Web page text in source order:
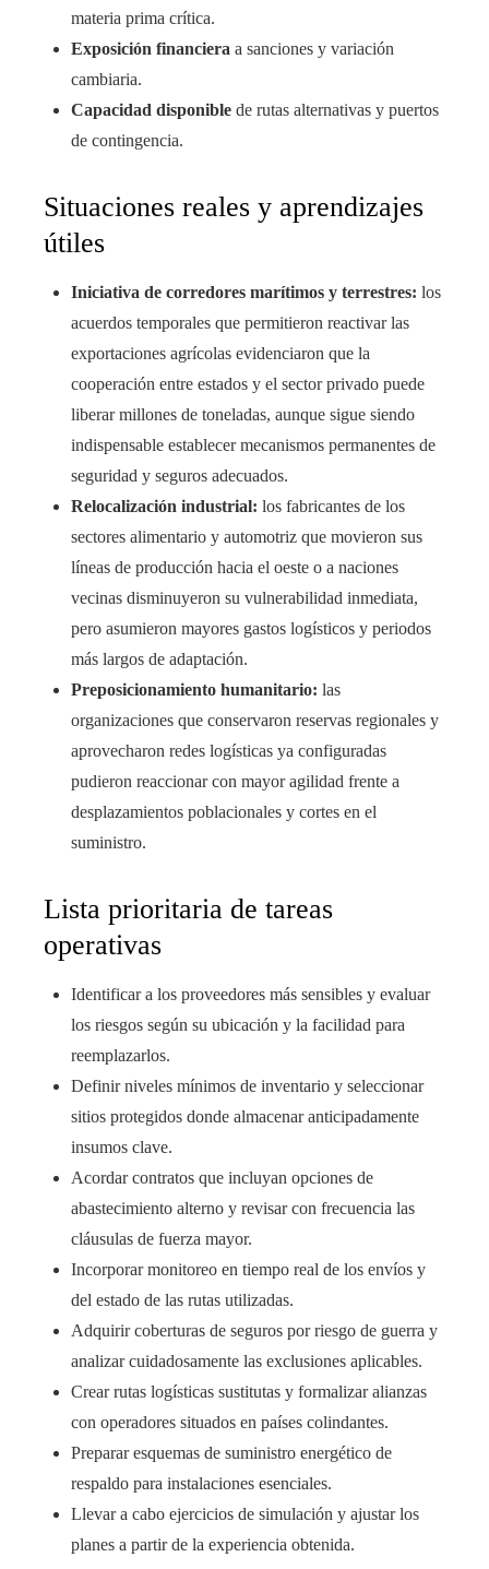
materia prima crítica.
Exposición financiera a sanciones y variación
cambiaria.
Capacidad disponible de rutas alternativas y puertos
de contingencia.
Situaciones reales y aprendizajes
útiles
Iniciativa de corredores marítimos y terrestres: los
acuerdos temporales que permitieron reactivar las
exportaciones agrícolas evidenciaron que la
cooperación entre estados y el sector privado puede
liberar millones de toneladas, aunque sigue siendo
indispensable establecer mecanismos permanentes de
seguridad y seguros adecuados.
Relocalización industrial: los fabricantes de los
sectores alimentario y automotriz que movieron sus
líneas de producción hacia el oeste o a naciones
vecinas disminuyeron su vulnerabilidad inmediata,
pero asumieron mayores gastos logísticos y periodos
más largos de adaptación.
Preposicionamiento humanitario: las
organizaciones que conservaron reservas regionales y
aprovecharon redes logísticas ya configuradas
pudieron reaccionar con mayor agilidad frente a
desplazamientos poblacionales y cortes en el
suministro.
Lista prioritaria de tareas
operativas
Identificar a los proveedores más sensibles y evaluar
los riesgos según su ubicación y la facilidad para
reemplazarlos.
Definir niveles mínimos de inventario y seleccionar
sitios protegidos donde almacenar anticipadamente
insumos clave.
Acordar contratos que incluyan opciones de
abastecimiento alterno y revisar con frecuencia las
cláusulas de fuerza mayor.
Incorporar monitoreo en tiempo real de los envíos y
del estado de las rutas utilizadas.
Adquirir coberturas de seguros por riesgo de guerra y
analizar cuidadosamente las exclusiones aplicables.
Crear rutas logísticas sustitutas y formalizar alianzas
con operadores situados en países colindantes.
Preparar esquemas de suministro energético de
respaldo para instalaciones esenciales.
Llevar a cabo ejercicios de simulación y ajustar los
planes a partir de la experiencia obtenida.